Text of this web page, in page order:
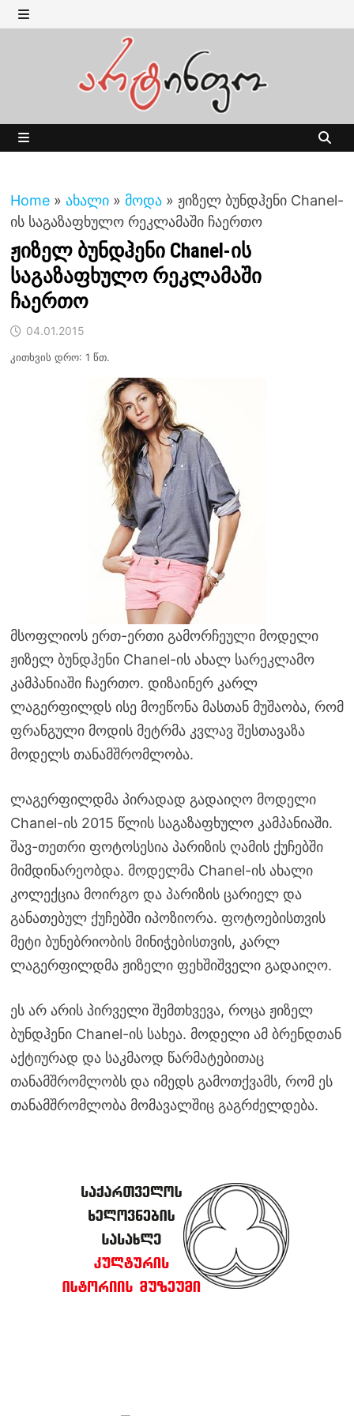
Skip
to MENU
Home » ახალი » მოდა » ჟიზელ ბუნდჰენი Chanel-
ის საგაზაფხულო რეკლამაში ჩაერთო
ჟიზელ ბუნდჰენი Chanel-ის
საგაზაფხულო რეკლამაში
ჩაერთო
04.01.2015
კითხვის დრო: 1 წთ.
მსოფლიოს ერთ-ერთი გამორჩეული მოდელი
ჟიზელ ბუნდჰენი Chanel-ის ახალ სარეკლამო
კამპანიაში ჩაერთო. დიზაინერ კარლ
ლაგერფილდს ისე მოეწონა მასთან მუშაობა, რომ
ფრანგული მოდის მეტრმა კვლავ შესთავაზა
მოდელს თანამშრომლობა.
ლაგერფილდმა პირადად გადაიღო მოდელი
Chanel-ის 2015 წლის საგაზაფხულო კამპანიაში.
შავ-თეთრი ფოტოსესია პარიზის ღამის ქუჩებში
მიმდინარეობდა. მოდელმა Chanel-ის ახალი
კოლექცია მოირგო და პარიზის ცარიელ და
განათებულ ქუჩებში იპოზიორა. ფოტოებისთვის
მეტი ბუნებრიობის მინიჭებისთვის, კარლ
ლაგერფილდმა ჟიზელი ფეხშიშველი გადაიღო.
ეს არ არის პირველი შემთხვევა, როცა ჟიზელ
ბუნდჰენი Chanel-ის სახეა. მოდელი ამ ბრენდთან
აქტიურად და საკმაოდ წარმატებითაც
თანამშრომლობს და იმედს გამოთქვამს, რომ ეს
თანამშრომლობა მომავალშიც გაგრძელდება.